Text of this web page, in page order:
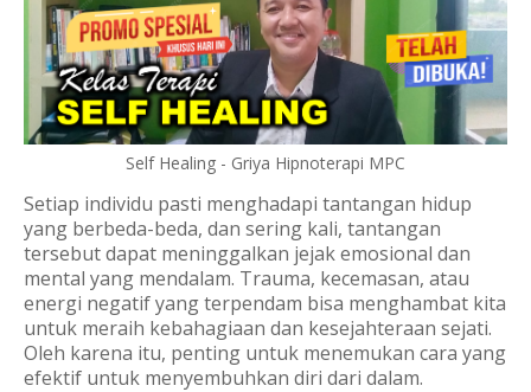
Self Healing - Griya Hipnoterapi MPC
Setiap individu pasti menghadapi tantangan hidup
yang berbeda-beda, dan sering kali, tantangan
tersebut dapat meninggalkan jejak emosional dan
mental yang mendalam. Trauma, kecemasan, atau
energi negatif yang terpendam bisa menghambat kita
untuk meraih kebahagiaan dan kesejahteraan sejati.
Oleh karena itu, penting untuk menemukan cara yang
efektif untuk menyembuhkan diri dari dalam.